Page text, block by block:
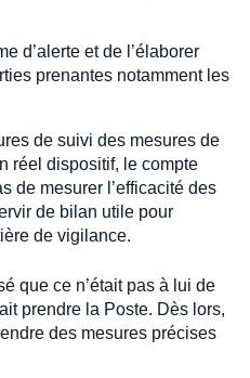
d’alerte et de l’élaborer
prenantes notamment les
de suivi des mesures de
réel dispositif, le compte
de mesurer l’efficacité des
de bilan utile pour
de vigilance.
que ce n’était pas à lui de
prendre la Poste. Dès lors,
des mesures précises